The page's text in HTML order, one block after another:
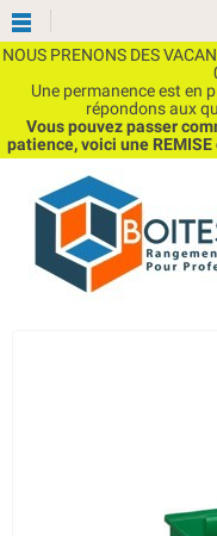
NOUS PRENONS DES
Une permanence est en
répondons aux
Vous pouvez passer
patience, voici une